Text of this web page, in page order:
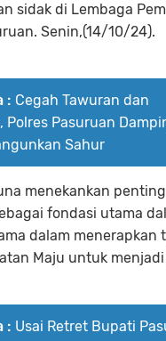
sidak di Lembaga
Senin,(14/10/24).
: Cegah Tawuran dan
Polres Pasuruan
Sahur
menekankan
fondasi utama
dalam menerapkan
Maju untuk
: Usai Retret Bupati